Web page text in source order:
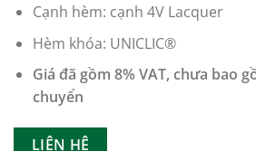
Cạnh hèm: cạnh 4V Lacquer
Hèm khóa: UNICLIC®
Giá đã gồm 8% VAT, chưa bao
chuyển
LIÊN HỆ